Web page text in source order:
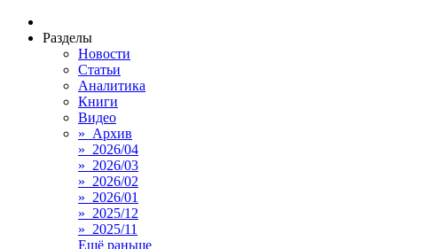
Разделы
Новости
Статьи
Аналитика
Книги
Видео
» Архив
» 2026/04
» 2026/03
» 2026/02
» 2026/01
» 2025/12
» 2025/11
Ещё раньше